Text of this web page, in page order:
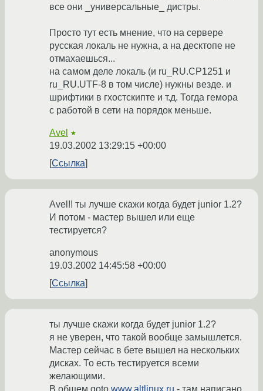
все они _универсальные_ дистры.
Просто тут есть мнение, что на сервере
русская локаль не нужна, а на десктопе не
отмахаешься...
на самом деле локаль (и ru_RU.CP1251 и
ru_RU.UTF-8 в том числе) нужны везде. и
шрифтики в гхостскипте и т.д. Тогда гемора
с работой в сети на порядок меньше.
Avel ★
19.03.2002 13:29:15 +00:00
Ссылка
Avel!! ты лучше скажи когда будет junior 1.2?
И потом - мастер вышел или еще
тестируется?
anonymous
19.03.2002 14:45:58 +00:00
Ссылка
ты лучше скажи когда будет junior 1.2?
я не уверен, что такой вообще замышлется.
Мастер сейчас в бете вышел на нескольких
дисках. То есть тестируется всеми
желающими.